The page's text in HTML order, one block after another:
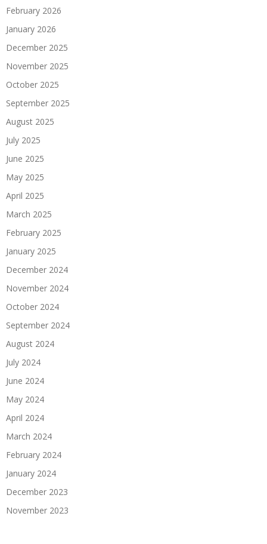
February 2026
January 2026
December 2025
November 2025
October 2025
September 2025
August 2025
July 2025
June 2025
May 2025
April 2025
March 2025
February 2025
January 2025
December 2024
November 2024
October 2024
September 2024
August 2024
July 2024
June 2024
May 2024
April 2024
March 2024
February 2024
January 2024
December 2023
November 2023